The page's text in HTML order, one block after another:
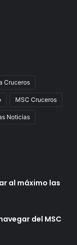
Cruceros
MSC Cruceros
Noticias
al máximo las
del MSC